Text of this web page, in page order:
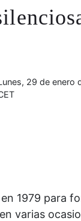
29 de enero
1979 para
varias